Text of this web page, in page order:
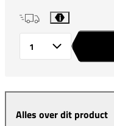
i
Alles over dit product